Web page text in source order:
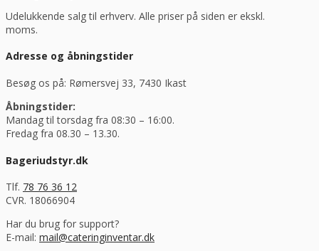
Udelukkende salg til erhverv. Alle priser på siden er ekskl.
moms.
Adresse og åbningstider
Besøg os på: Rømersvej 33, 7430 Ikast
Åbningstider:
Mandag til torsdag fra 08:30 – 16:00.
Fredag fra 08.30 – 13.30.
Bageriudstyr.dk
Tlf. 78 76 36 12
CVR. 18066904
Har du brug for support?
E-mail: mail@cateringinventar.dk